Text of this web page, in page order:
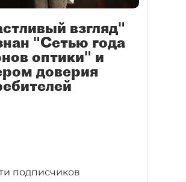
взгляд"
"Сетью года
оптики" и
доверия
подписчиков